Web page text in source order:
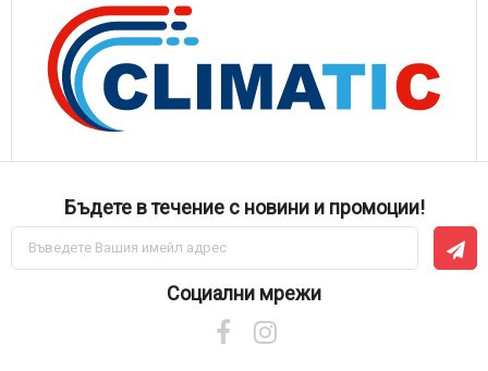
Бъдете в течение с новини и промоции!
Абонирай
за
Социални мрежи